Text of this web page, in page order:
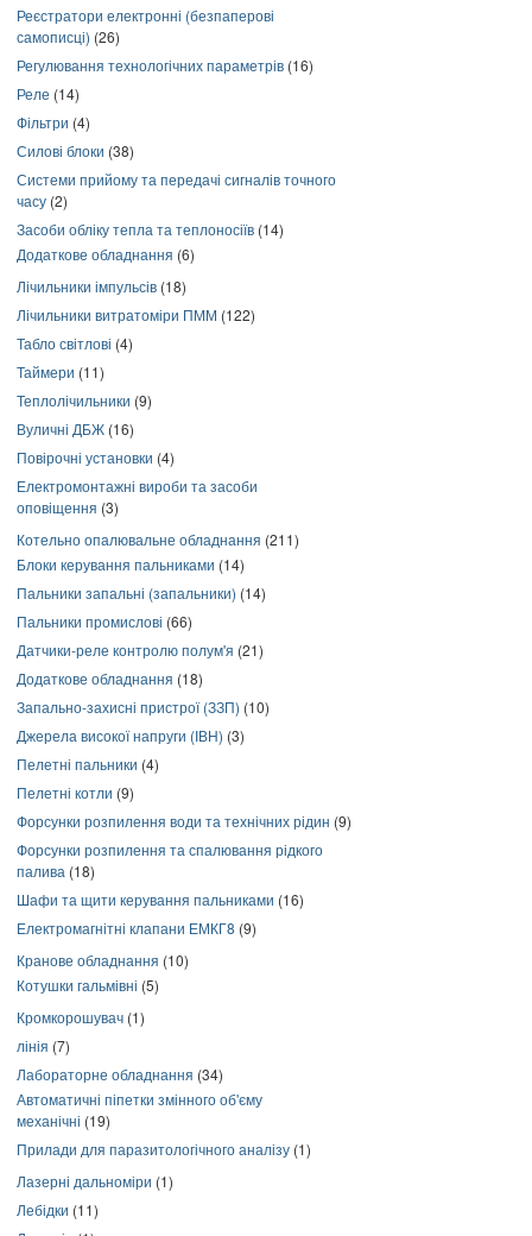
Реєстратори електронні (безпаперові
самописці) (26)
Регулювання технологічних параметрів (16)
Реле (14)
Фільтри (4)
Силові блоки (38)
Системи прийому та передачі сигналів точного
часу (2)
Засоби обліку тепла та теплоносіїв (14)
Додаткове обладнання (6)
Лічильники імпульсів (18)
Лічильники витратоміри ПММ (122)
Табло світлові (4)
Таймери (11)
Теплолічильники (9)
Вуличні ДБЖ (16)
Повірочні установки (4)
Електромонтажні вироби та засоби
оповіщення (3)
Котельно опалювальне обладнання (211)
Блоки керування пальниками (14)
Пальники запальні (запальники) (14)
Пальники промислові (66)
Датчики-реле контролю полум'я (21)
Додаткове обладнання (18)
Запально-захисні пристрої (ЗЗП) (10)
Джерела високої напруги (ІВН) (3)
Пелетні пальники (4)
Пелетні котли (9)
Форсунки розпилення води та технічних рідин (9)
Форсунки розпилення та спалювання рідкого
палива (18)
Шафи та щити керування пальниками (16)
Електромагнітні клапани ЕМКГ8 (9)
Кранове обладнання (10)
Котушки гальмівні (5)
Кромкорошувач (1)
лінія (7)
Лабораторне обладнання (34)
Автоматичні піпетки змінного об'єму
механічні (19)
Прилади для паразитологічного аналізу (1)
Лазерні дальноміри (1)
Лебідки (11)